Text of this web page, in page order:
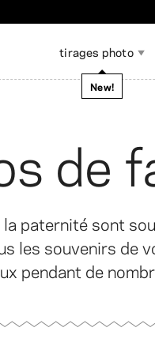
tirages photo
New!
de
paternité sont
les souvenirs de
pendant de